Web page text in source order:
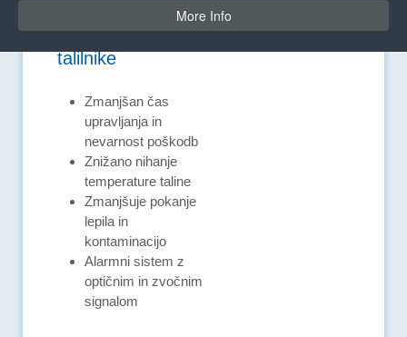
granulata za
talilnike
Zmanjšan čas
upravljanja in
nevarnost poškodb
Znižano nihanje
temperature taline
Zmanjšuje pokanje
lepila in
kontaminacijo
Alarmni sistem z
optičnim in zvočnim
signalom
More Info